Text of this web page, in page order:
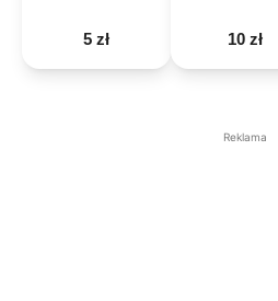
5 zł 10 zł
Reklama